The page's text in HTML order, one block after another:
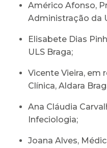
Américo Afonso,
Administração da
Elisabete Dias
ULS Braga;
Vicente Vieira, em
Clínica, Aldara
Ana Cláudia
Infeciologia;
Joana Alves,